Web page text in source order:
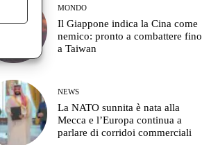
MONDO
Il Giappone indica la Cina come
nemico: pronto a combattere fino
a Taiwan
NEWS
La NATO sunnita è nata alla
Mecca e l’Europa continua a
parlare di corridoi commerciali